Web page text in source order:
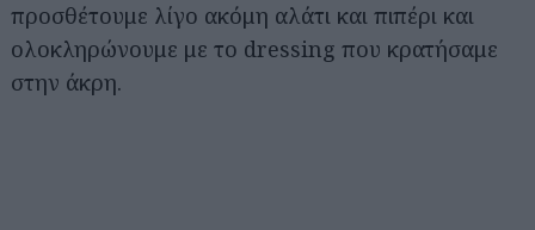
προσθέτουμε λίγο ακόμη αλάτι και πιπέρι και
ολοκληρώνουμε με το dressing που κρατήσαμε
στην άκρη.